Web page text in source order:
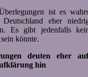
ist es
Deutschland eher
Es gibt jedenfalls
könnte.
deuten eher
hin